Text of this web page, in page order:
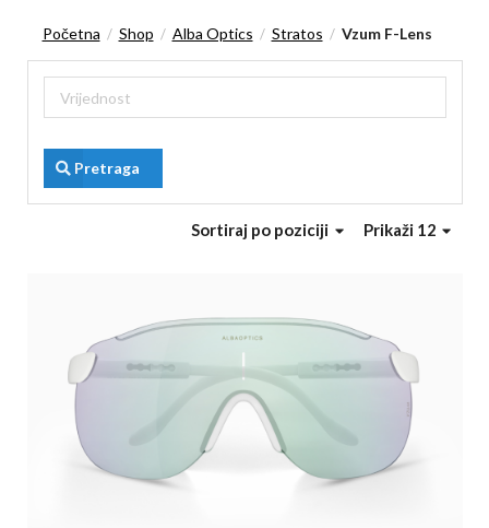
Početna / Shop / Alba Optics / Stratos / Vzum F-Lens
Pretraga
Prikaži 12
Sortiraj po poziciji